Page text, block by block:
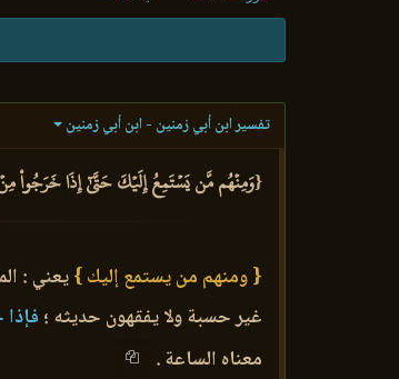
تفسير ابن أبي زمنين - ابن أبي زمنين
{وَمِنۡهُم مَّن يَسۡتَمِعُ إِلَيۡكَ حَتَّىٰٓ إِذَا خَرَجُواْ مِنۡ
{ ومنهم من يستمع إليك }يعني :
غير حسبة ولا يفقهون حديثه ؛
معناه الساعة .